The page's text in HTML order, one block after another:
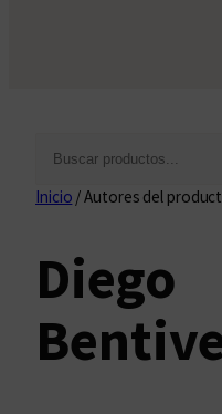
s
a
Inicio / Autores del
Diego